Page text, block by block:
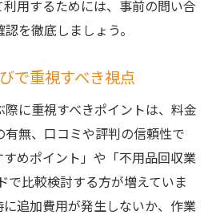
用するためには、事前の問い合
を徹底しましょう。
で重視すべき視点
に重視すべきポイントは、料金
無、口コミや評判の信頼性で
めポイント」や「不用品回収業
で比較検討する方が増えていま
追加費用が発生しないか、作業